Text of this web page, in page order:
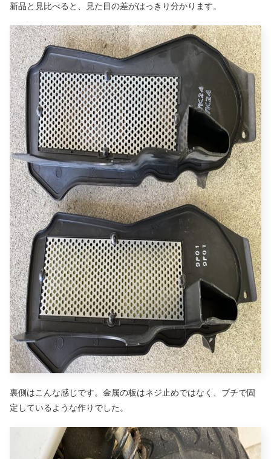
新品と見比べると、見た目の差がはっきり分かります。
裏側はこんな感じです。金属の板はネジ止めではなく、ブチで固
定しているような作りでした。